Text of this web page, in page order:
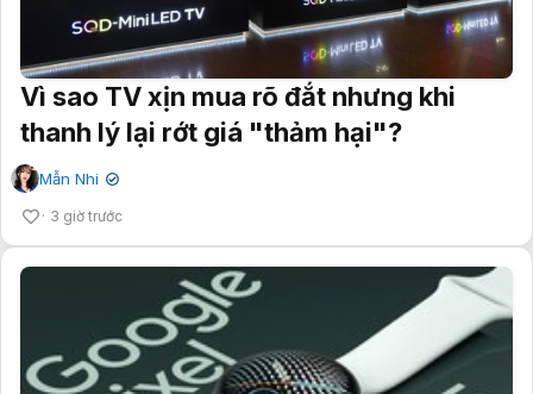
Vì sao TV xịn mua rõ đắt nhưng khi
thanh lý lại rớt giá "thảm hại"?
Mẫn Nhi ✔
3 giờ trước